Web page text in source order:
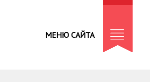
МЕНЮ САЙТА